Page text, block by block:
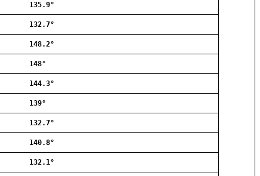
Brøndby
Fredensborg
Frederiksværk
Gentofte
135.9°
132.7°
148.2°
148°
144.3°
139°
132.7°
140.8°
132.1°